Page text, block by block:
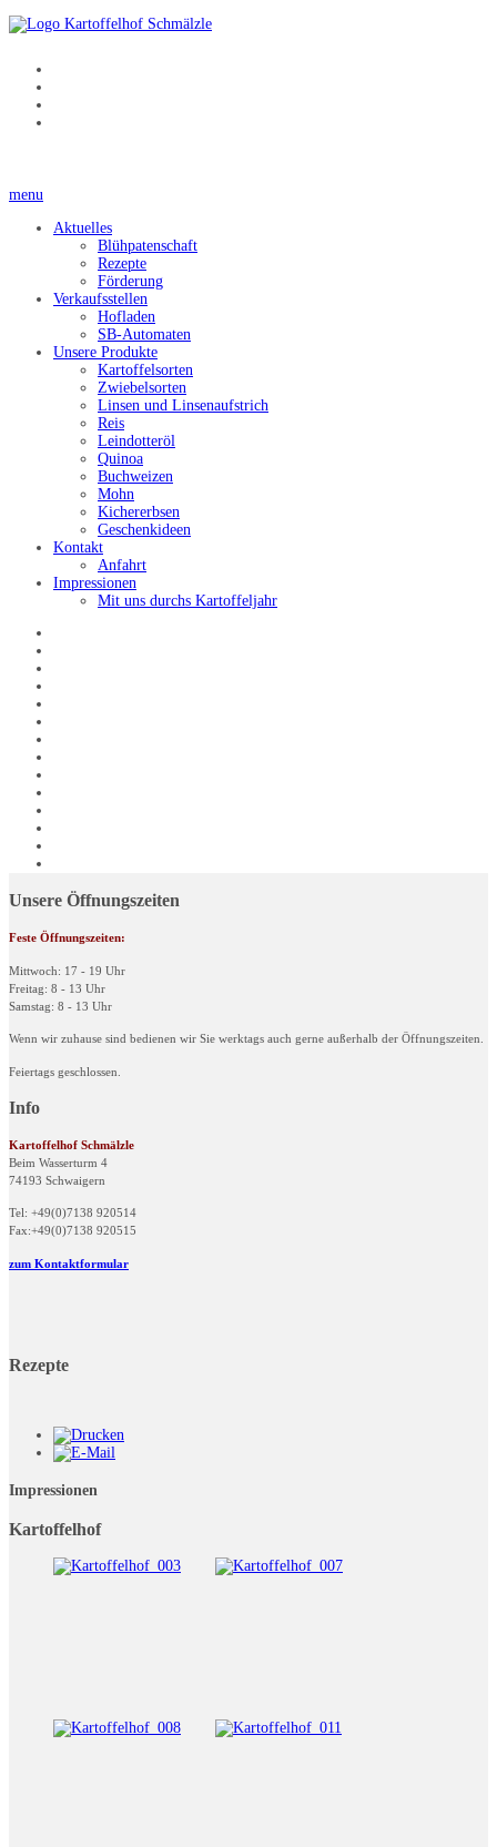
menu
Aktuelles
Blühpatenschaft
Rezepte
Förderung
Verkaufsstellen
Hofladen
SB-Automaten
Unsere Produkte
Kartoffelsorten
Zwiebelsorten
Linsen und Linsenaufstrich
Reis
Leindotteröl
Quinoa
Buchweizen
Mohn
Kichererbsen
Geschenkideen
Kontakt
Anfahrt
Impressionen
Mit uns durchs Kartoffeljahr
Unsere Öffnungszeiten
Feste Öffnungszeiten:
Mittwoch: 17 - 19 Uhr
Freitag: 8 - 13 Uhr
Samstag: 8 - 13 Uhr
Wenn wir zuhause sind bedienen wir Sie werktags auch gerne außerhalb der Öffnungszeiten.
Feiertags geschlossen.
Info
Kartoffelhof Schmälzle
Beim Wasserturm 4
74193 Schwaigern
Tel: +49(0)7138 920514
Fax:+49(0)7138 920515
zum Kontaktformular
Rezepte
Impressionen
Kartoffelhof